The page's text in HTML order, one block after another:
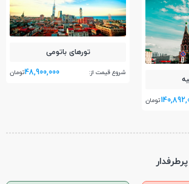
تومان
تور‌های باتومی
شروع قیمت از: 48,900,000تومان